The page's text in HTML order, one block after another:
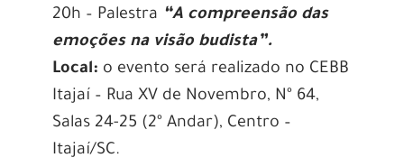
20h – Palestra “A compreensão das
emoções na visão budista”.
Local: o evento será realizado no CEBB
Itajaí – Rua XV de Novembro, Nº 64,
Salas 24-25 (2º Andar), Centro –
Itajaí/SC.